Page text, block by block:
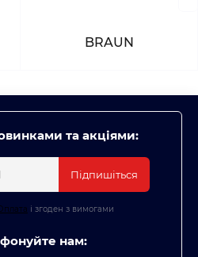
BRAUN
та акціями:
Підпишіться
і згоден з вимогами
нам: